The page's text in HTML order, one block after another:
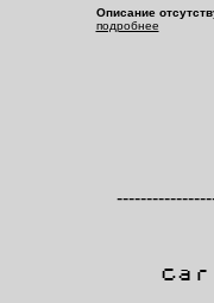
Описание
подробнее